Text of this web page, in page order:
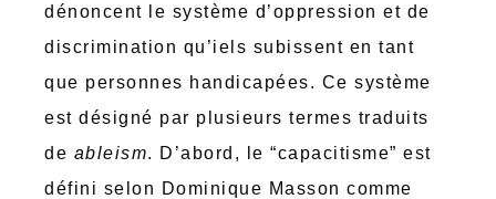
dénoncent le système d’oppression et de
discrimination qu’iels subissent en tant
que personnes handicapées. Ce système
est désigné par plusieurs termes traduits
de ableism. D’abord, le “capacitisme” est
défini selon Dominique Masson comme